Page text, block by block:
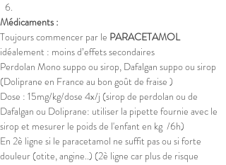
Médicaments :
Toujours commencer par le PARACETAMOL
idéalement : moins d’effets secondaires
Perdolan Mono suppo ou sirop, Dafalgan suppo ou sirop
(Doliprane en France au bon goût de fraise )
Dose : 15mg/kg/dose 4x/j (sirop de perdolan ou de
Dafalgan ou Doliprane: utiliser la pipette fournie avec le
sirop et mesurer le poids de l'enfant en kg  /6h)
En 2è ligne si le paracetamol ne suffit pas ou si forte
douleur (otite, angine..) (2è ligne car plus de risque